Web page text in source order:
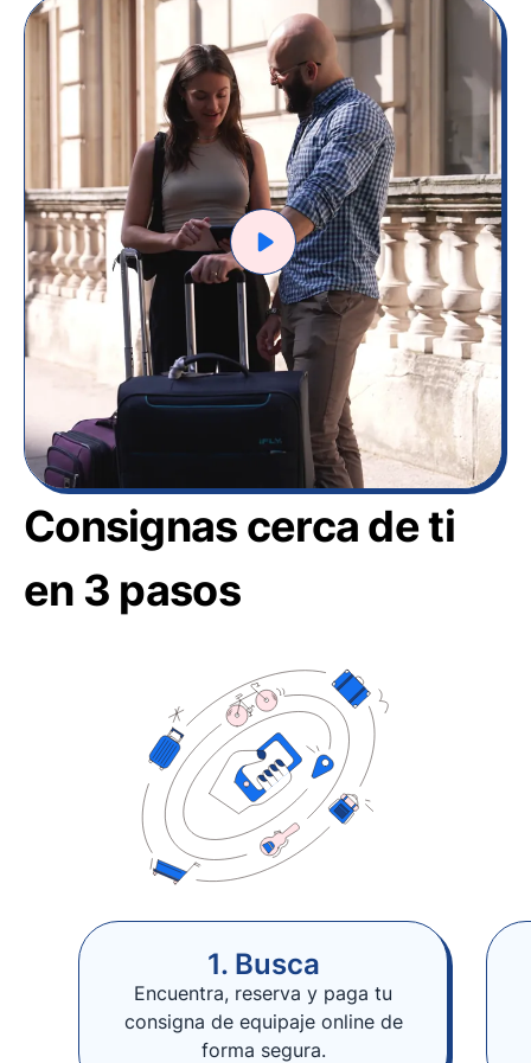
Consignas cerca de ti
en 3 pasos
1. Busca
Encuentra, reserva y paga tu
consigna de equipaje online de
forma segura.